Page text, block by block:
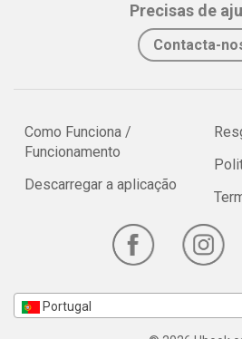
Precisas de
Contacta-
Como Funciona /
Funcionamento
Descarregar a aplicação
Portugal